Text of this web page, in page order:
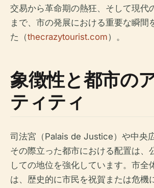
交易から革命期の熱狂、そして現代
まで、市の発展における重要な瞬間
た（thecrazytourist.com）。
象徴性と都市の
ティティ
司法宮（Palais de Justice）や中央
その際立った都市における配置は、
しての地位を強化しています。市全
は、歴史的に市民を祝賀または危機